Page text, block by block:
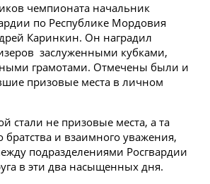
чемпионата начальник
по Республике Мордовия
Каринкин. Он наградил
заслуженными кубками,
грамотами. Отмечены были и
призовые места в личном
стали не призовые места, а та
братства и взаимного уважения,
подразделениями Росгвардии
в эти два насыщенных дня.